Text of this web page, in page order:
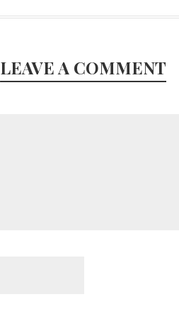
LEAVE A COMMENT